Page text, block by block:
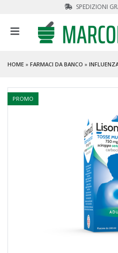
SPEDIZIONI
HOME » FARMACI DA BANCO »
PROMO